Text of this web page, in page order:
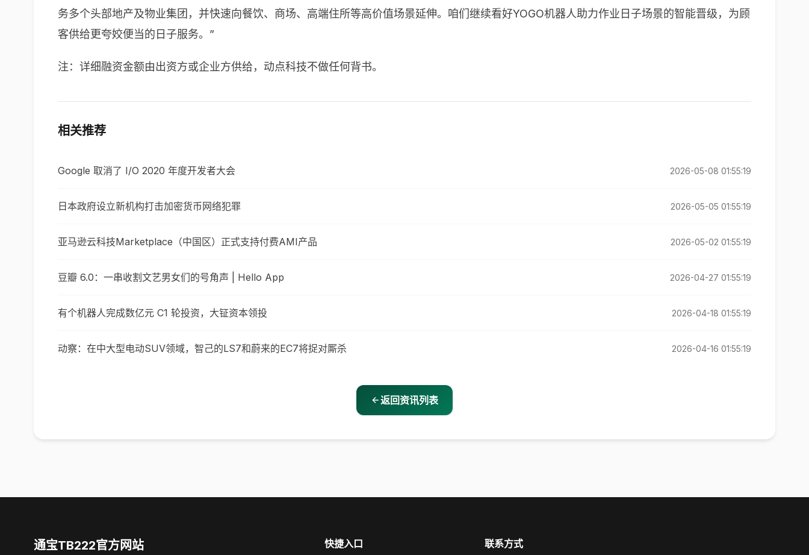
务多个头部地产及物业集团，并快速向餐饮、商场、高端住所等高价值场景延伸。咱们继续看好YOGO机器人助力作业日子场景的智能晋级，为顾
客供给更夸姣便当的日子服务。”
注：详细融资金额由出资方或企业方供给，动点科技不做任何背书。
相关推荐
Google 取消了 I/O 2020 年度开发者大会 2026-05-08 01:55:19
日本政府设立新机构打击加密货币网络犯罪 2026-05-05 01:55:19
亚马逊云科技Marketplace（中国区）正式支持付费AMI产品 2026-05-02 01:55:19
豆瓣 6.0：一串收割文艺男女们的号角声 | Hello App 2026-04-27 01:55:19
有个机器人完成数亿元 C1 轮投资，大钲资本领投 2026-04-18 01:55:19
动察：在中大型电动SUV领域，智己的LS7和蔚来的EC7将捉对厮杀 2026-04-16 01:55:19
返回资讯列表
通宝TB222官方网站 快捷入口 联系方式